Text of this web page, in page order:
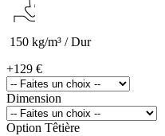
150 kg/m³ / Dur
+129 €
Dimension
Option Têtière